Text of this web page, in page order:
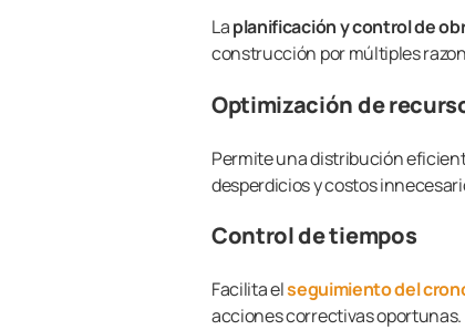
Laplanificación y control de
construcción por múltiples
Optimización de
Permite una distribución
desperdicios y costos
Control de tiempos
Facilita elseguimiento del
acciones correctivas oportunas.